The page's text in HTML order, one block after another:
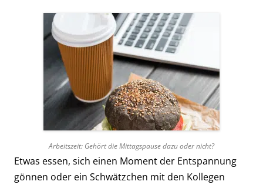
Arbeitszeit: Gehört die Mittagspause dazu oder nicht?
Etwas essen, sich einen Moment der Entspannung
gönnen oder ein Schwätzchen mit den Kollegen